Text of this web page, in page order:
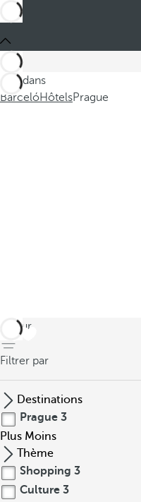
Ces dans
BarcelóHôtelsPrague
retour
Filtrer par
Destinations
Prague 3
Plus Moins
Thème
Shopping 3
Culture 3